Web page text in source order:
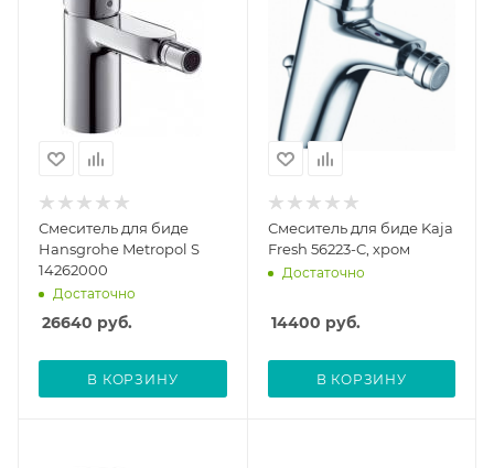
Смеситель для биде
Hansgrohe Metropol S
14262000
Достаточно
26640 руб.
В КОРЗИНУ
Смеситель для биде Kaja
Fresh 56223-C, хром
Достаточно
14400 руб.
В КОРЗИНУ